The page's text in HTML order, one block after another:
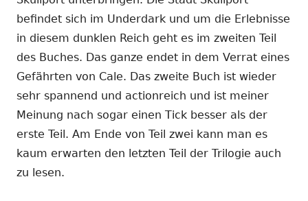
befindet sich im Underdark und um die Erlebnisse
in diesem dunklen Reich geht es im zweiten Teil
des Buches. Das ganze endet in dem Verrat eines
Gefährten von Cale. Das zweite Buch ist wieder
sehr spannend und actionreich und ist meiner
Meinung nach sogar einen Tick besser als der
erste Teil. Am Ende von Teil zwei kann man es
kaum erwarten den letzten Teil der Trilogie auch
zu lesen.